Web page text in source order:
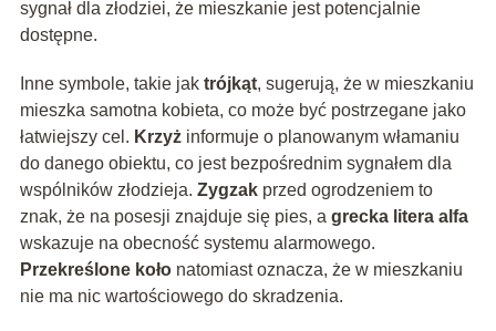
sygnał dla złodziei, że mieszkanie jest potencjalnie
dostępne.
Inne symbole, takie jak trójkąt, sugerują, że w mieszkaniu
mieszka samotna kobieta, co może być postrzegane jako
łatwiejszy cel. Krzyżinformuje o planowanym włamaniu
do danego obiektu, co jest bezpośrednim sygnałem dla
wspólników złodzieja. Zygzakprzed ogrodzeniem to
znak, że na posesji znajduje się pies, a grecka litera alfa
wskazuje na obecność systemu alarmowego.
Przekreślone kołonatomiast oznacza, że w mieszkaniu
nie ma nic wartościowego do skradzenia.